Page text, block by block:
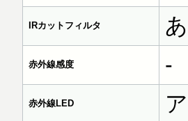
IRカットフィルタ
赤外線感度 -
赤外線LED